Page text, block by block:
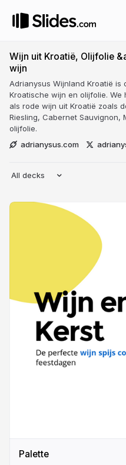
Wijn uit Kroatië, Olijfolie
wijn
Adrianysus Wijnland Kroatië is
Kroatische wijn en olijfolie. We
als rode wijn uit Kroatië zoals
Riesling, Cabernet Sauvignon,
olijfolie.
adrianysus.com
All decks
Palette